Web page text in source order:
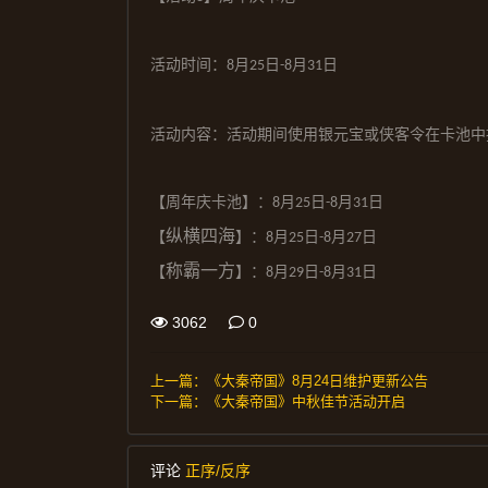
活动时间： 8月 25 日 -8月 31 日
活动内容：活动期间使用银元宝或侠客令在卡池中
【周年庆卡池】 ： 8月 25 日 -8月 31 日
【纵横四海】： 8月 25 日 -8月 27 日
【称霸一方】： 8月 29 日 -8月 31 日
3062 0
上一篇：
《大秦帝国》8月24日维护更新公告
下一篇：
《大秦帝国》中秋佳节活动开启
评论 正序/反序